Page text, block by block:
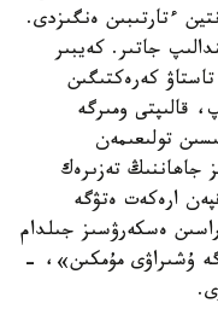
ءتارتىبىن ەنگىزدى.
جاتىر. كەيبىر
كەرەكتىگىن
قالىپتى ومىرگە
تولىعىمەن
جاھاننىڭ تەزىرەك
ارەكەت ەتۋگە
ەسكەرۋسىز جىلدام
ۇشىراۋى مۇمكىن»، -